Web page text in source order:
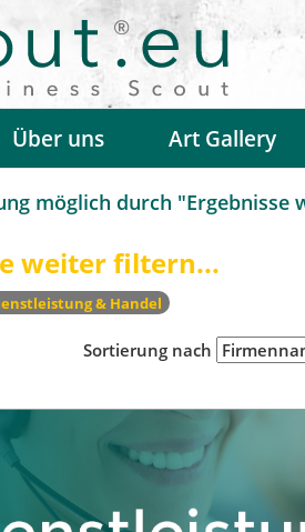
Über uns Art Gallery
möglich durch "Ergebnisse
weiter filtern...
& Handel
Sortierung nach